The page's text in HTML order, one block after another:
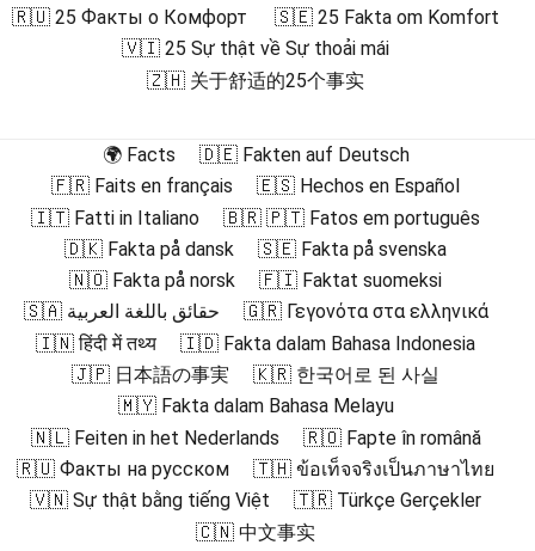
🇷🇺 25 Факты о Комфорт
🇸🇪 25 Fakta om Komfort
🇻🇮 25 Sự thật về Sự thoải mái
🇿🇭 关于舒适的25个事实
🌍 Facts
🇩🇪 Fakten auf Deutsch
🇫🇷 Faits en français
🇪🇸 Hechos en Español
🇮🇹 Fatti in Italiano
🇧🇷 🇵🇹 Fatos em português
🇩🇰 Fakta på dansk
🇸🇪 Fakta på svenska
🇳🇴 Fakta på norsk
🇫🇮 Faktat suomeksi
🇸🇦 حقائق باللغة العربية
🇬🇷 Γεγονότα στα ελληνικά
🇮🇳 हिंदी में तथ्य
🇮🇩 Fakta dalam Bahasa Indonesia
🇯🇵 日本語の事実
🇰🇷 한국어로 된 사실
🇲🇾 Fakta dalam Bahasa Melayu
🇳🇱 Feiten in het Nederlands
🇷🇴 Fapte în română
🇷🇺 Факты на русском
🇹🇭 ข้อเท็จจริงเป็นภาษาไทย
🇻🇳 Sự thật bằng tiếng Việt
🇹🇷 Türkçe Gerçekler
🇨🇳 中文事实